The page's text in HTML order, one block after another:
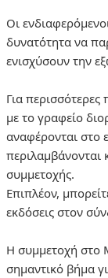
Οι
δυνατότητα να
ενισχύσουν την
Για
με το γραφείο
αναφέρονται στο
περιλαμβάνονται
συμμετοχής.
Επιπλέον,
εκδόσεις στον
Η συμμετοχή στο
σημαντικό βήμα